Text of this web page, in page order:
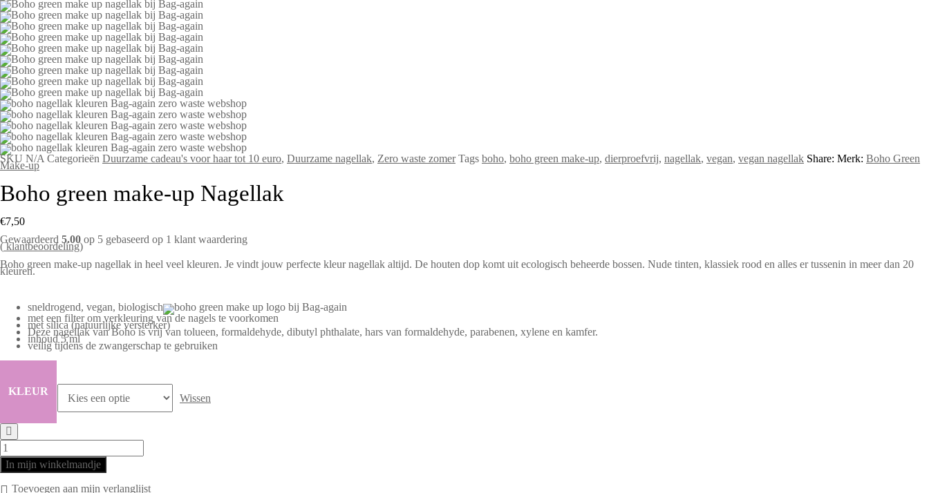
SKU N/A Categorieën Duurzame cadeau's voor haar tot 10 euro, Duurzame nagellak, Zero waste zomer Tags boho, boho green make-up, dierproefvrij, nagellak, vegan, vegan nagellak Share: Merk: Boho Green
Make-up
Boho green make-up Nagellak
€7,50
Gewaardeerd 5.00 op 5 gebaseerd op 1 klant waardering
(klantbeoordeling)
Boho green make-up nagellak in heel veel kleuren. Je vindt jouw perfecte kleur nagellak altijd. De houten dop komt uit ecologisch beheerde bossen. Nude tinten, klassiek rood en alles er tussenin in meer dan 20
kleuren.
sneldrogend, vegan, biologisch
met een filter om verkleuring van de nagels te voorkomen
met silica (natuurlijke versterker)
Deze nagellak van Boho is vrij van tolueen, formaldehyde, dibutyl phthalate, hars van formaldehyde, parabenen, xylene en kamfer.
inhoud 5 ml
veilig tijdens de zwangerschap te gebruiken
KLEUR
Wissen
Boho
green
make-
up
Nagellak
aantal
In mijn winkelmandje
Toevoegen aan mijn verlanglijst